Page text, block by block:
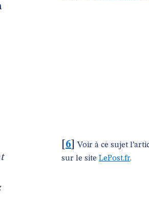
6 ]Voir à ce sujet
sur le site LePost.fr.